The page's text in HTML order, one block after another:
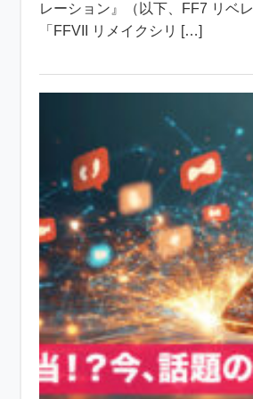
レーション』（以下、FF7 リベ
「FFVII リメイクシリ […]